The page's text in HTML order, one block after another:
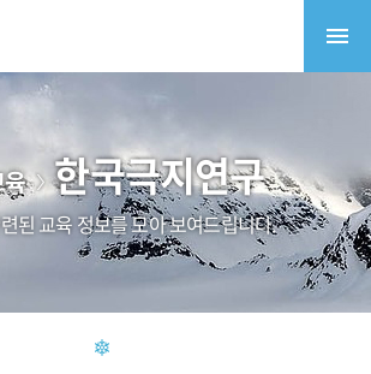
한국극지연구
된 교육 정보를 모아 보여드립니다.